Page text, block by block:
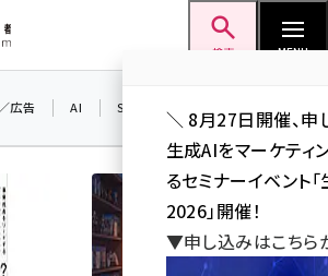
検索 MENU
広告 AI SNS
＼ 8月27日開催、申
生成AIをマーケティ
るセミナーイベント
2026」開催！
▼申し込みはこち